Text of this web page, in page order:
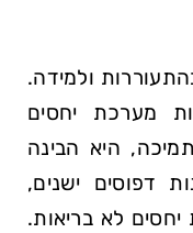
ולמידה.
מערכת יחסים
היא הבינה
דפוסים ישנים,
לא בריאות.